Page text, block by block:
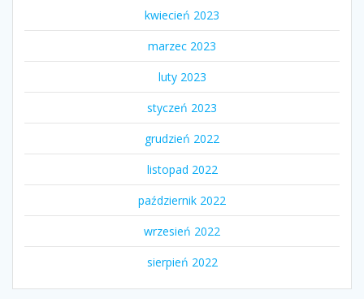
kwiecień 2023
marzec 2023
luty 2023
styczeń 2023
grudzień 2022
listopad 2022
październik 2022
wrzesień 2022
sierpień 2022